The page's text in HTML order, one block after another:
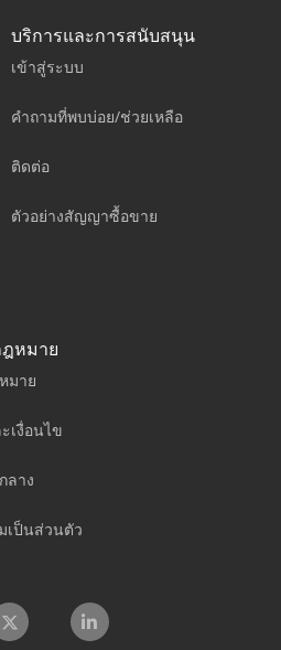
บริการและการสนับสนุน
เข้าสู่ระบบ
คำถามที่พบบ่อย/ช่วยเหลือ
ติดต่อ
ตัวอย่างสัญญาซื้อขาย
หมาย
มาย
เงื่อนไข
ลาง
เป็นส่วนตัว